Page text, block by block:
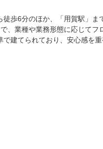
歩6分のほか、「用賀駅」
業種や業務形態に応じて
建てられており、安心感を